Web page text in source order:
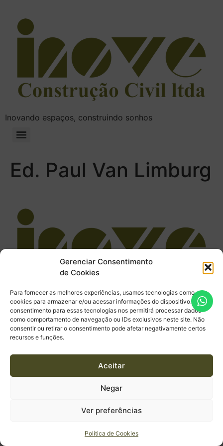
Gerenciar Consentimento
de Cookies
Para fornecer as melhores experiências, usamos tecnologias como
cookies para armazenar e/ou acessar informações do dispositivo. O
consentimento para essas tecnologias nos permitirá processar dados
como comportamento de navegação ou IDs exclusivos neste site. Não
consentir ou retirar o consentimento pode afetar negativamente certos
recursos e funções.
Aceitar
Negar
Ver preferências
Política de Cookies
Inovando espaços, construindo sonhos
Ed. Paul Van Limburg
Inovando espaços, construindo sonhos
Todos os direitos reservados